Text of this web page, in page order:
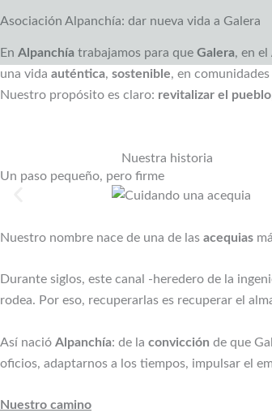
contenido
Asociación Alpanchía: dar nueva vida a Galera
En Alpanchía trabajamos para que Galera, en el
una vida auténtica, sostenible, en
Nuestro propósito es claro: revitalizar el pueblo
Nuestra historia
Un paso pequeño, pero firme
Nuestro nombre nace de una de las acequias
Durante siglos, este canal -heredero de la
rodea. Por eso, recuperarlas es recuperar el
Así nació Alpanchía: de la convicción de que
oficios, adaptarnos a los tiempos, impulsar el
Nuestro camino